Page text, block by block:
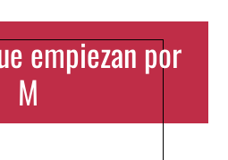
empiezan por
M